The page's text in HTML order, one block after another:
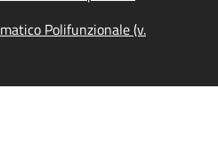
Polifunzionale (v.